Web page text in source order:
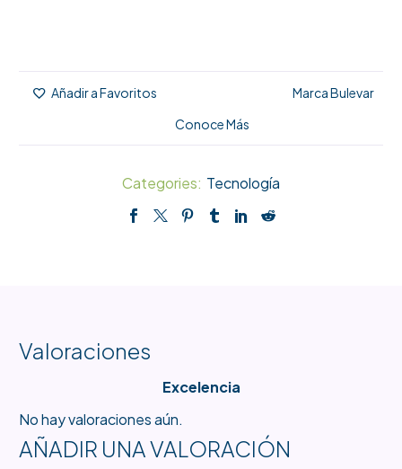
Añadir a Favoritos
Marca Bulevar
Conoce Más
Categories: Tecnología
Excelencia
Valoraciones
No hay valoraciones aún.
AÑADIR UNA VALORACIÓN